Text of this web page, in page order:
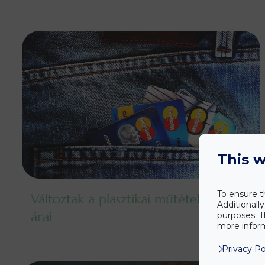
Változtak a plasztikai műtétek
árai
This
To ensure
purposes.
more
Privacy